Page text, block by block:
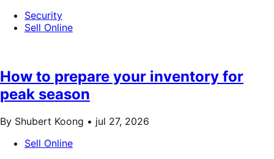
Security
Sell Online
How to prepare your inventory for
peak season
By Shubert Koong • jul 27, 2026
Sell Online